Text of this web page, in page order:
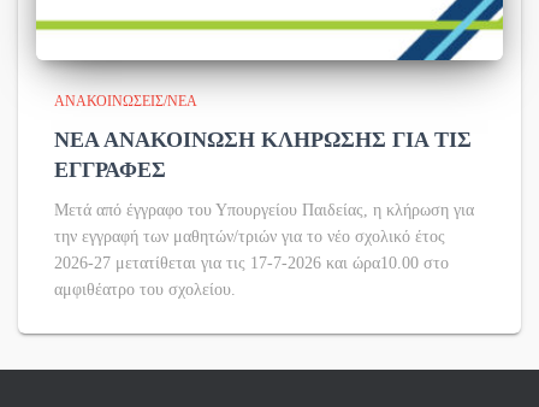
ΑΝΑΚΟΙΝΏΣΕΙΣ/ΝΈΑ
ΝΕΑ ΑΝΑΚΟΙΝΩΣΗ ΚΛΗΡΩΣΗΣ ΓΙΑ ΤΙΣ
ΕΓΓΡΑΦΕΣ
Μετά από έγγραφο του Υπουργείου Παιδείας, η κλήρωση για
την εγγραφή των μαθητών/τριών για το νέο σχολικό έτος
2026-27 μετατίθεται για τις 17-7-2026 και ώρα10.00 στο
αμφιθέατρο του σχολείου.